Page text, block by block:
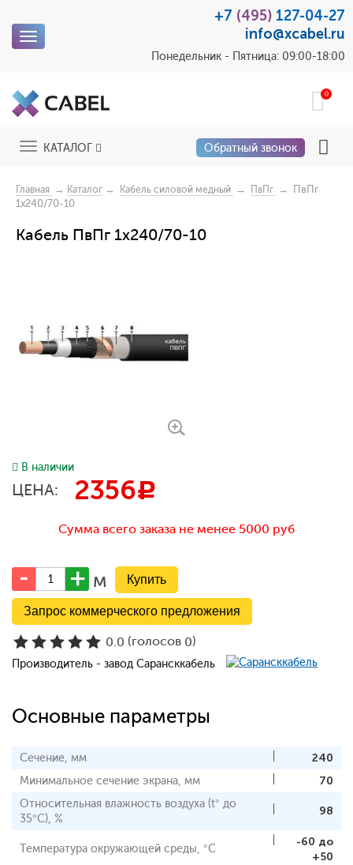
Toggle
+7 (495) 127-04-27
info@xcabel.ru
Понедельник - Пятница: 09:00-18:00
0
ToggleКАТАЛОГ Обратный звонок
Главная → Каталог → Кабель силовой медный → ПвПг → ПвПг
1x240/70-10
Кабель ПвПг 1x240/70-10
В наличии
ЦЕНА: 2356c
Сумма всего заказа не менее 5000 руб
м
Запрос коммерческого предложения
0.0 (голосов 0)
Производитель - завод Сарансккабель
Основные параметры
Сечение, мм
240
Минимальное сечение экрана, мм
70
Относительная влажность воздуха (t° до
35°С), %
98
Температура окружающей среды, °С
-60 до
+50